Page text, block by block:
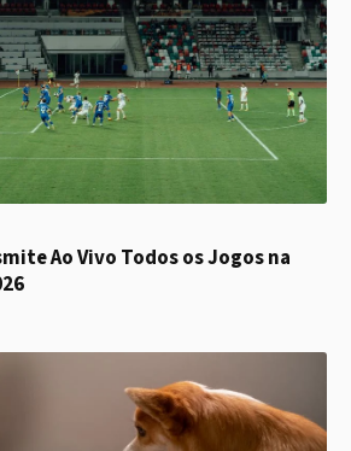
Ao Vivo Todos os Jogos na